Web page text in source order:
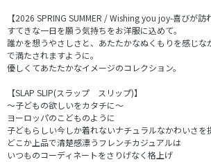
【2026 SPRING SUMMER / Wishing you joy-喜びが訪
すてきな一日を願う気持ちをお洋服に込めて。
誰かを想うやさしさと、あたたかなぬくもりを感じな
で満たされますように。
優しくてあたたかなイメージのコレクション。
【SLAP SLIP(スラップ スリップ)】
～子どもの欲しいをカタチに～
ヨーロッパのこどものように
子どもらしい今しか着れないナチュラルなかわいさを
どこか上品で清楚感漂うフレンチカジュアルは
いつものコーディネートをさりげなく格上げ